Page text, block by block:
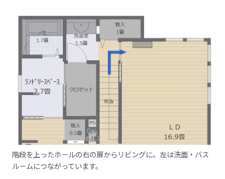
階段を上ったホールの右の扉からリビングに。左は洗面・バス
ルームにつながっています。